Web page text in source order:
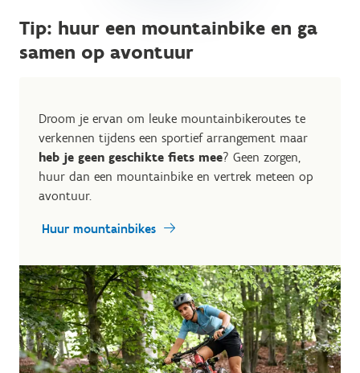
Tip: huur een mountainbike en ga
samen op avontuur
Droom je ervan om leuke mountainbikeroutes te
verkennen tijdens een sportief arrangement maar
heb je geen geschikte fiets mee? Geen zorgen,
huur dan een mountainbike en vertrek meteen op
avontuur.
Huur mountainbikes